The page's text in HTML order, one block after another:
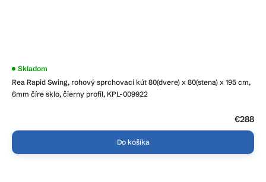
Rea Rapid Swing, rohový sprchovací kút 80(dvere) x 80(stena) x 195 cm,
6mm číre sklo, čierny profil, KPL-009922
Skladom
€288
Do košíka